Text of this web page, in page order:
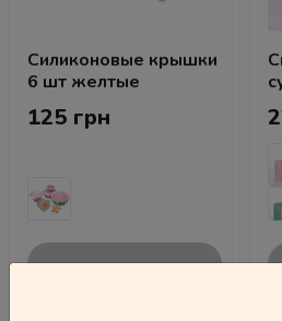
Силиконовые крышки
6 шт желтые
125 грн
В корзину